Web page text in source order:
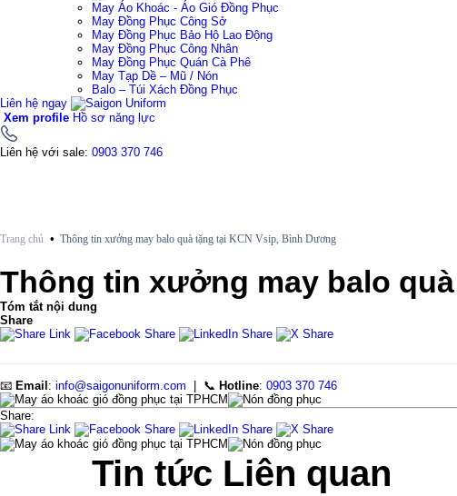
May Áo Khoác - Áo Gió Đồng Phục
May Đồng Phục Công Sở
May Đồng Phục Bảo Hộ Lao Động
May Đồng Phục Công Nhân
May Đồng Phục Quán Cà Phê
May Tạp Dề – Mũ / Nón
Balo – Túi Xách Đồng Phục
Liên hệ ngay
Xem profile Hồ sơ năng lực
Liên hệ với sale: 0903 370 746
Trang chủ • Thông tin xưởng may balo quà tặng tại KCN Vsip, Bình Dương
Thông tin xưởng may balo
Tóm tắt nội dung
Share
📧 Email : info@saigonuniform.com | 📞 Hotline: 0903 370 746
Share:
Tin tức Liên quan